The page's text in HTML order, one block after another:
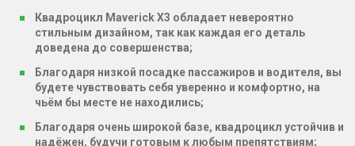
Квадроцикл Maverick X3 обладает невероятно
стильным дизайном, так как каждая его деталь
доведена до совершенства;
Благодаря низкой посадке пассажиров и водителя, вы
будете чувствовать себя уверенно и комфортно, на
чьём бы месте не находились;
Благодаря очень широкой базе, квадроцикл устойчив и
надёжен, будучи готовым к любым препятствиям;